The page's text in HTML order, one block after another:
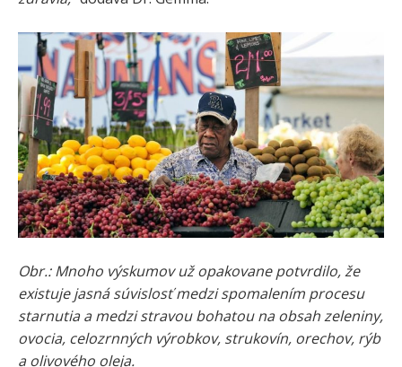
Obr.: Mnoho výskumov už opakovane potvrdilo, že
existuje jasná súvislosť medzi spomalením procesu
starnutia a medzi stravou bohatou na obsah zeleniny,
ovocia, celozrnných výrobkov, strukovín, orechov, rýb
a olivového oleja.